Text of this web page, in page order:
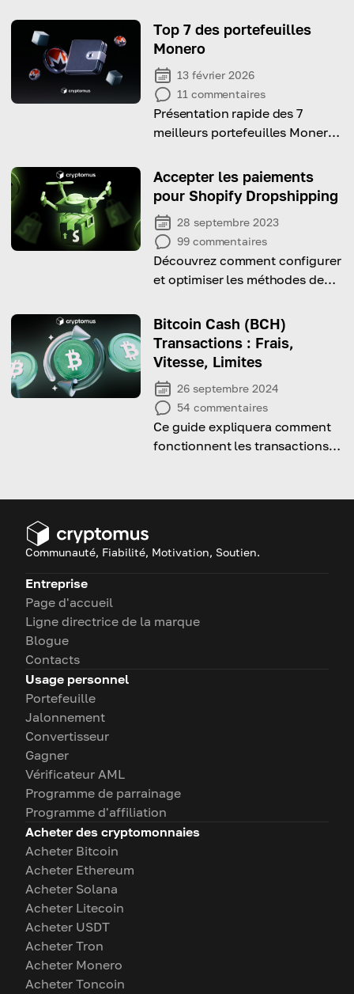
Top 7 des portefeuilles
Monero
13 février 2026
11 commentaires
Présentation rapide des 7
meilleurs portefeuilles Monero :
d'utilisation et fonctionnalités
clés pour vous aider à choisir la
solution idéale pour stocker
vos XMR.
Accepter les paiements
pour Shopify Dropshipping
28 septembre 2023
99 commentaires
Découvrez comment configurer
et optimiser les méthodes de
offrant une variété d'options
conçues pour une clientèle
mondiale
Bitcoin Cash (BCH)
Transactions : Frais,
Vitesse, Limites
26 septembre 2024
54 commentaires
Ce guide expliquera comment
fonctionnent les transactions
transactions en attente ou aux
Communauté, Fiabilité, Motivation, Soutien.
Entreprise
Page d'accueil
Ligne directrice de la marque
Blogue
Contacts
Usage personnel
Portefeuille
Jalonnement
Convertisseur
Gagner
Vérificateur AML
Programme de parrainage
Programme d'affiliation
Acheter des cryptomonnaies
Acheter Bitcoin
Acheter Ethereum
Acheter Solana
Acheter Litecoin
Acheter USDT
Acheter Tron
Acheter Monero
Acheter Toncoin